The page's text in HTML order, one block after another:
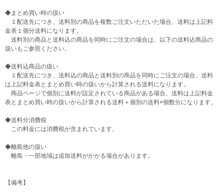
◆まとめ買い時の扱い
１配送先につき、送料別の商品を複数ご注文いただいた場合、送料は上記料
金表１個分送料になります。
送料別の商品と送料込の商品を同時にご注文の場合は、以下の送料込商品の
扱いもご参照ください。
◆送料込商品の扱い
１配送先につき、送料込の商品と送料別の商品を同時にご注文の場合、送料
は上記料金表とまとめ買い時の扱いから計算される送料になります。
商品ページで個別に送料が設定されている商品がある場合、送料は上記料金
表とまとめ買い時の扱いから計算される送料＋個別の送料×個数分になります。
◆送料分消費税
この料金には消費税が含まれています。
◆離島他の扱い
離島・一部地域は追加送料がかかる場合があります。
【備考】